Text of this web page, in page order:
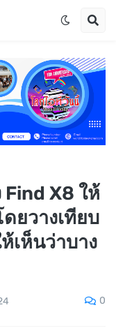
Find X8 ให้
ยวางเทียบ
เห็นว่าบาง
0